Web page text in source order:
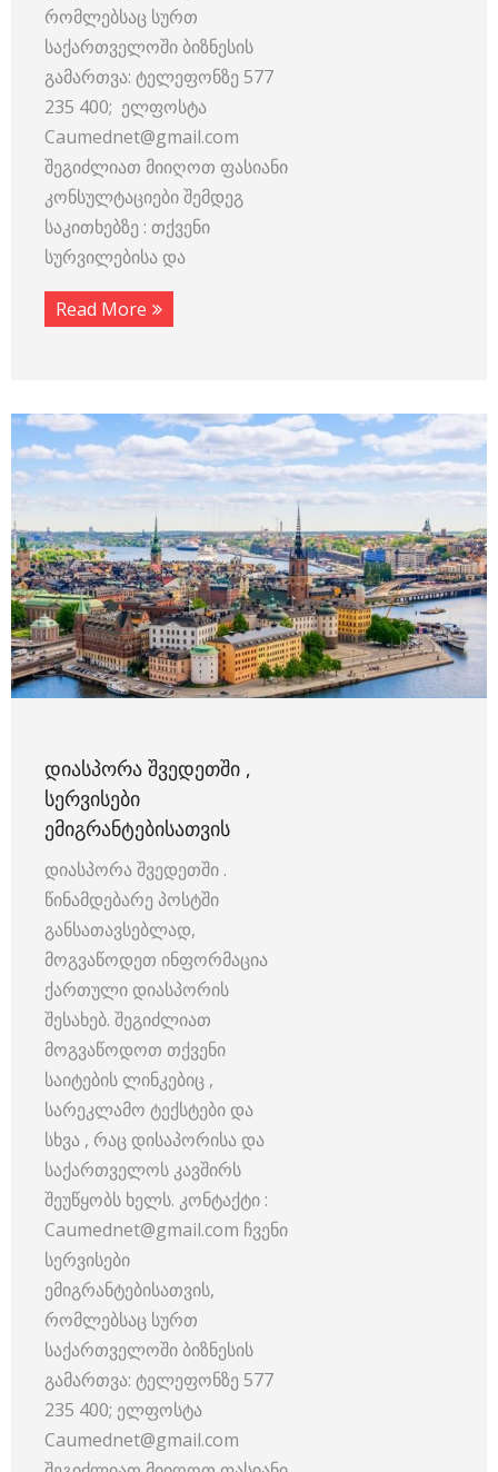
რომლებსაც სურთ
საქართველოში ბიზნესის
გამართვა: ტელეფონზე 577
235 400; ელფოსტა
Caumednet@gmail.com
შეგიძლიათ მიიღოთ ფასიანი
კონსულტაციები შემდეგ
საკითხებზე : თქვენი
სურვილებისა და
Read More
ᲓᲘᲐᲡᲞᲝᲠᲐ ᲨᲕᲔᲓᲔᲗᲨᲘ ,
ᲡᲔᲠᲕᲘᲡᲔᲑᲘ
ᲔᲛᲘᲒᲠᲐᲜᲢᲔᲑᲘᲡᲐᲗᲕᲘᲡ
დიასპორა შვედეთში .
წინამდებარე პოსტში
განსათავსებლად,
მოგვაწოდეთ ინფორმაცია
ქართული დიასპორის
შესახებ. შეგიძლიათ
მოგვაწოდოთ თქვენი
საიტების ლინკებიც ,
სარეკლამო ტექსტები და
სხვა , რაც დისაპორისა და
საქართველოს კავშირს
შეუწყობს ხელს. კონტაქტი :
Caumednet@gmail.com ჩვენი
სერვისები
ემიგრანტებისათვის,
რომლებსაც სურთ
საქართველოში ბიზნესის
გამართვა: ტელეფონზე 577
235 400; ელფოსტა
Caumednet@gmail.com